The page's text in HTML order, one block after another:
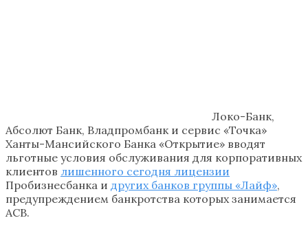
Локо-Банк,
Абсолют Банк, Владпромбанк и сервис «Точка»
Ханты-Мансийского Банка «Открытие» вводят
льготные условия обслуживания для корпоративных
клиентов лишенного сегодня лицензии
Пробизнесбанка и других банков группы «Лайф»,
предупреждением банкротства которых занимается
АСВ.